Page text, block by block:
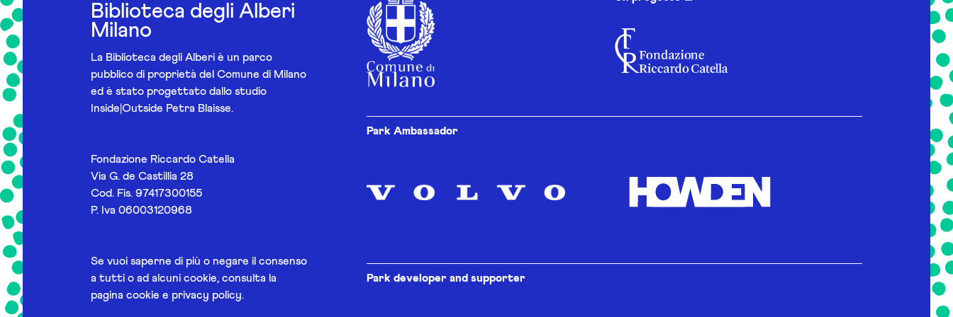
Biblioteca degli Alberi
Milano
La Biblioteca degli Alberi è un parco
pubblico di proprietà del Comune di Milano
ed è stato progettato dallo studio
Inside|Outside Petra Blaisse.
Fondazione Riccardo Catella
Via G. de Castillia 28
Cod. Fis. 97417300155
P. Iva 06003120968
Se vuoi saperne di più o negare il consenso
a tutti o ad alcuni cookie, consulta la
pagina cookie e privacy policy.
Park Ambassador
Park developer and supporter